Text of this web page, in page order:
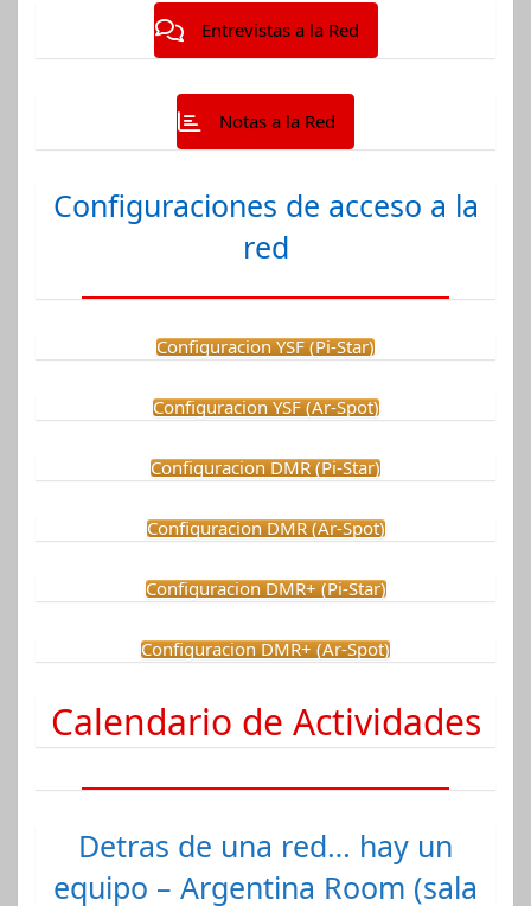
Entrevistas a la Red
Notas a la Red
Configuraciones de acceso a la
red
Configuracion YSF (Pi-Star)
Configuracion YSF (Ar-Spot)
Configuracion DMR (Pi-Star)
Configuracion DMR (Ar-Spot)
Configuracion DMR+ (Pi-Star)
Configuracion DMR+ (Ar-Spot)
Calendario de Actividades
Detras de una red… hay un
equipo – Argentina Room (sala